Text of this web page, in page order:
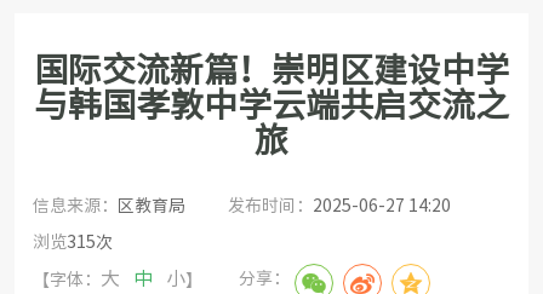
国际交流新篇！崇明区建设中学
与韩国孝敦中学云端共启交流之
旅
信息来源： 区教育局 发布时间： 2025-06-27 14:20
浏览315次
【字体： 大 中 小】 分享：